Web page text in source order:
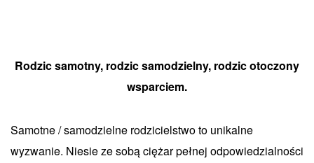
Rodzic samotny, rodzic samodzielny, rodzic otoczony
wsparciem.
Samotne / samodzielne rodzicielstwo to unikalne
wyzwanie. Niesie ze sobą ciężar pełnej odpowiedzialności